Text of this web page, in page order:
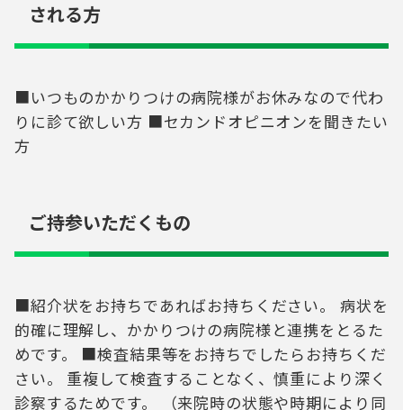
される方
■いつものかかりつけの病院様がお休みなので代わ
りに診て欲しい方 ■セカンドオピニオンを聞きたい
方
ご持参いただくもの
■紹介状をお持ちであればお持ちください。 病状を
的確に理解し、かかりつけの病院様と連携をとるた
めです。 ■検査結果等をお持ちでしたらお持ちくだ
さい。 重複して検査することなく、慎重により深く
診察するためです。 （来院時の状態や時期により同